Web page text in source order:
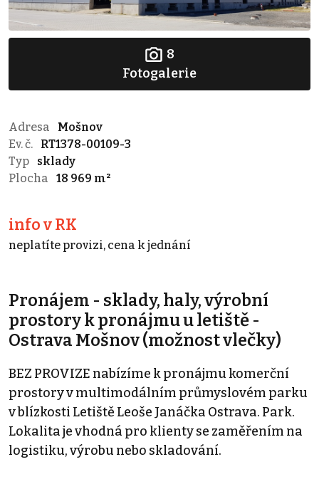
8
Fotogalerie
Adresa
Mošnov
Ev. č.
RT1378-00109-3
Typ
sklady
Plocha
18 969 m²
info v RK
neplatíte provizi, cena k jednání
Pronájem - sklady, haly, výrobní
prostory k pronájmu u letiště -
Ostrava Mošnov (možnost vlečky)
BEZ PROVIZE nabízíme k pronájmu komerční
prostory v multimodálním průmyslovém parku
v blízkosti Letiště Leoše Janáčka Ostrava. Park.
Lokalita je vhodná pro klienty se zaměřením na
logistiku, výrobu nebo skladování.